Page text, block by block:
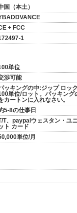
国（本土）
+ FCC
1
単位
渉可能
ッキングの中:ジップ ロッ
単位/ロット。パッキング
カートンに入れなさい。
5-8の仕事日
T、paypalウェスタン・ユ
ト カード
単位/月